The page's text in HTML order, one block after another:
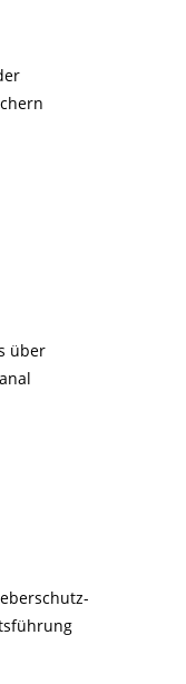
über